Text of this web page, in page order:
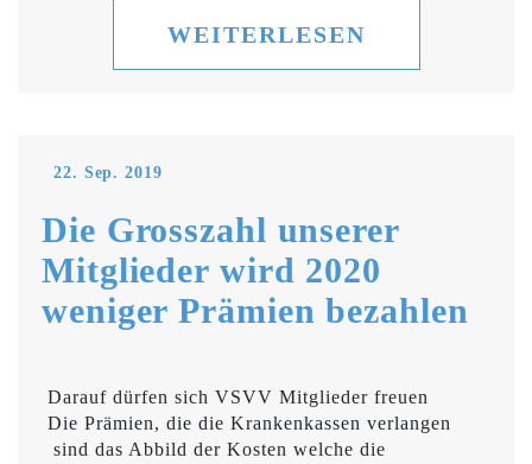
WEITERLESEN
22. Sep. 2019
Die Grosszahl unserer
Mitglieder wird 2020
weniger Prämien bezahlen
Darauf dürfen sich VSVV Mitglieder freuen
Die Prämien, die die Krankenkassen verlangen
sind das Abbild der Kosten welche die